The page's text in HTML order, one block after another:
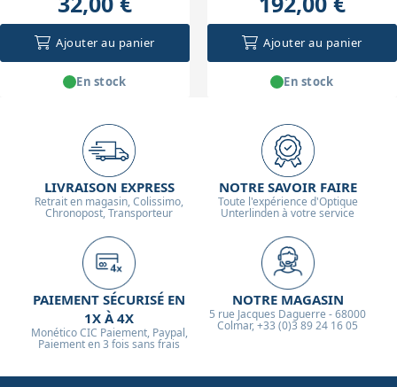
Ajouter au panier
En stock
Ajouter au panier
En stock
LIVRAISON EXPRESS
Retrait en magasin, Colissimo,
Chronopost, Transporteur
NOTRE SAVOIR FAIRE
Toute l'expérience d'Optique
Unterlinden à votre service
PAIEMENT SÉCURISÉ EN
1X À 4X
Monético CIC Paiement, Paypal,
Paiement en 3 fois sans frais
NOTRE MAGASIN
5 rue Jacques Daguerre - 68000
Colmar, +33 (0)3 89 24 16 05